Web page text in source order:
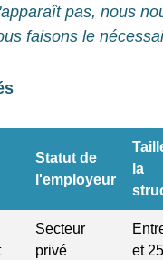
pas, nous
faisons le
Statut de
l'employeur
la
Secteur
privé
et